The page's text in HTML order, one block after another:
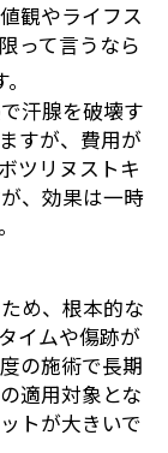
観やライフス
って言うなら
汗腺を破壊す
すが、費用が
ツリヌストキ
、効果は一時
め、根本的な
イムや傷跡が
の施術で長期
適用対象とな
トが大きいで